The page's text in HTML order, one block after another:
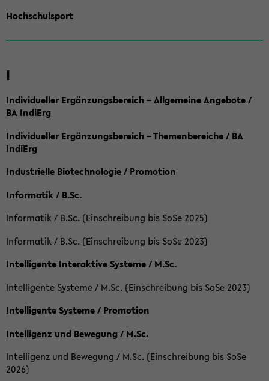
Hochschulsport
I
Individueller Ergänzungsbereich – Allgemeine Angebote /
BA IndiErg
Individueller Ergänzungsbereich – Themenbereiche / BA
IndiErg
Industrielle Biotechnologie / Promotion
Informatik / B.Sc.
Informatik / B.Sc. (Einschreibung bis SoSe 2025)
Informatik / B.Sc. (Einschreibung bis SoSe 2023)
Intelligente Interaktive Systeme / M.Sc.
Intelligente Systeme / M.Sc. (Einschreibung bis SoSe 2023)
Intelligente Systeme / Promotion
Intelligenz und Bewegung / M.Sc.
Intelligenz und Bewegung / M.Sc. (Einschreibung bis SoSe
2026)